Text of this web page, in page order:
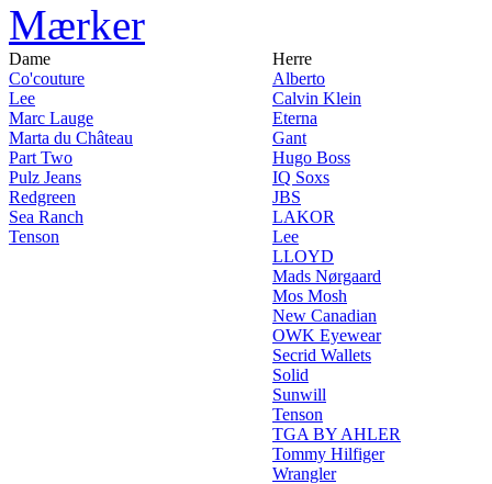
Mærker
Dame
Co'couture
Lee
Marc Lauge
Marta du Château
Part Two
Pulz Jeans
Redgreen
Sea Ranch
Tenson
Herre
Alberto
Calvin Klein
Eterna
Gant
Hugo Boss
IQ Soxs
JBS
LAKOR
Lee
LLOYD
Mads Nørgaard
Mos Mosh
New Canadian
OWK Eyewear
Secrid Wallets
Solid
Sunwill
Tenson
TGA BY AHLER
Tommy Hilfiger
Wrangler